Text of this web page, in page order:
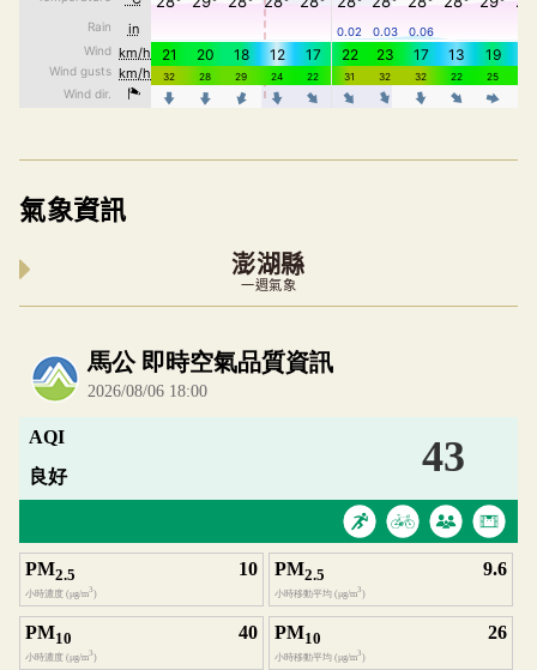
氣象資訊
澎湖縣
一週氣象
內嵌空氣品質小工具為視覺預覽，完整即時空